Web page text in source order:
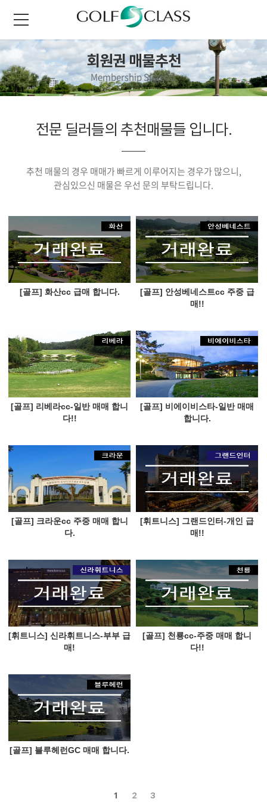
회원권 매물추천
Membership Suggest
전문 딜러들의 추천매물들 입니다.
추천 매물의 경우 매매가 빠르게 이루어지는 경우가 많으니,
관심있으신 매물은 우선 문의 부탁드립니다.
[골프] 화산cc 급매 합니다.
[골프] 안성베네스트cc 주중 급
매!!
[골프] 리베라cc-일반 매매 합니
다!!
[골프] 비에이비스타-일반 매매
합니다.
[골프] 크라운cc 주중 매매 합니
다.
[휘트니스] 그랜드인터-개인 급
매!!
[휘트니스] 신라휘트니스-부부 급
매!
[골프] 천룡cc-주중 매매 합니
다!!
[골프] 블루헤런GC 매매 합니다.
1 2 3